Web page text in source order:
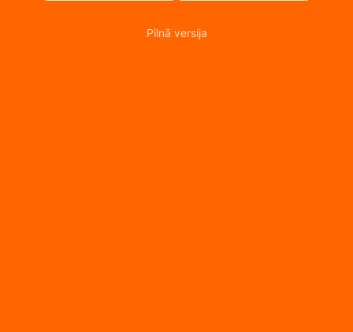
Pilnā versija